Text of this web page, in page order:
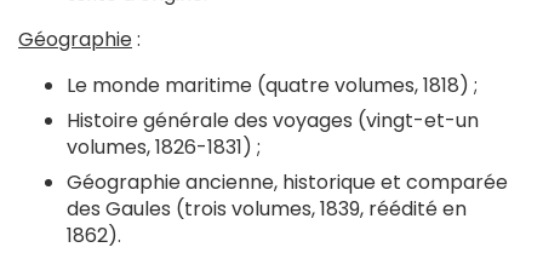
Géographie:
Le monde maritime (quatre volumes, 1818) ;
Histoire générale des voyages (vingt-et-un
volumes, 1826-1831) ;
Géographie ancienne, historique et comparée
des Gaules (trois volumes, 1839, réédité en
1862).